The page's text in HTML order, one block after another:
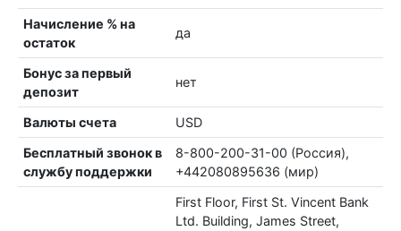
Начисление % на
остаток
да
Бонус за первый
депозит
нет
Валюты счета
USD
Бесплатный звонок в
службу поддержки
8-800-200-31-00 (Россия),
+442080895636 (мир)
First Floor, First St. Vincent Bank
Ltd. Building, James Street,